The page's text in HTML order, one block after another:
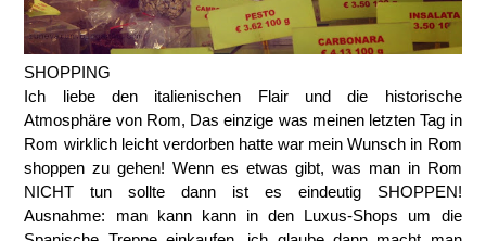
SHOPPING
Ich liebe den italienischen Flair und die historische
Atmosphäre von Rom, Das einzige was meinen letzten Tag in
Rom wirklich leicht verdorben hatte war mein Wunsch in Rom
shoppen zu gehen! Wenn es etwas gibt, was man in Rom
NICHT tun sollte dann ist es eindeutig SHOPPEN!
Ausnahme: man kann kann in den Luxus-Shops um die